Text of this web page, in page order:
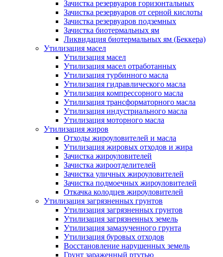
Зачистка резервуаров горизонтальных
Зачистка резервуаров от серной кислоты
Зачистка резервуаров подземных
Зачистка биотермальных ям
Ликвидация биотермальных ям (Беккера)
Утилизация масел
Утилизация масел
Утилизация масел отработанных
Утилизация турбинного масла
Утилизация гидравлического масла
Утилизация компрессорного масла
Утилизация трансформаторного масла
Утилизация индустриального масла
Утилизация моторного масла
Утилизация жиров
Отходы жироуловителей и масла
Утилизация жировых отходов и жира
Зачистка жироуловителей
Зачистка жироотделителей
Зачистка уличных жироуловителей
Зачистка подмоечных жироуловителей
Откачка колодцев жироуловителей
Утилизация загрязненных грунтов
Утилизация загрязненных грунтов
Утилизация загрязненных земель
Утилизация замазученного грунта
Утилизация буровых отходов
Восстановление нарушенных земель
Грунт зараженный ртутью